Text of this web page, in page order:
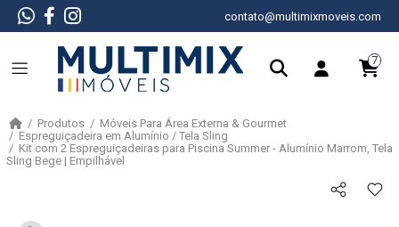
contato@multimixmoveis.com
7
Produtos
Móveis Para Área Externa & Gourmet
Espreguiçadeira em Alumínio / Tela Sling
Kit com 2 Espreguiçadeiras para Piscina Summer - Alumínio Marrom, Tela
Sling Bege | Empilhável